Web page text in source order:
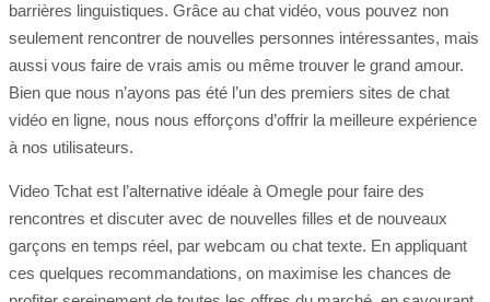
barrières linguistiques. Grâce au chat vidéo, vous pouvez non
seulement rencontrer de nouvelles personnes intéressantes, mais
aussi vous faire de vrais amis ou même trouver le grand amour.
Bien que nous n’ayons pas été l’un des premiers sites de chat
vidéo en ligne, nous nous efforçons d’offrir la meilleure expérience
à nos utilisateurs.
Video Tchat est l’alternative idéale à Omegle pour faire des
rencontres et discuter avec de nouvelles filles et de nouveaux
garçons en temps réel, par webcam ou chat texte. En appliquant
ces quelques recommandations, on maximise les chances de